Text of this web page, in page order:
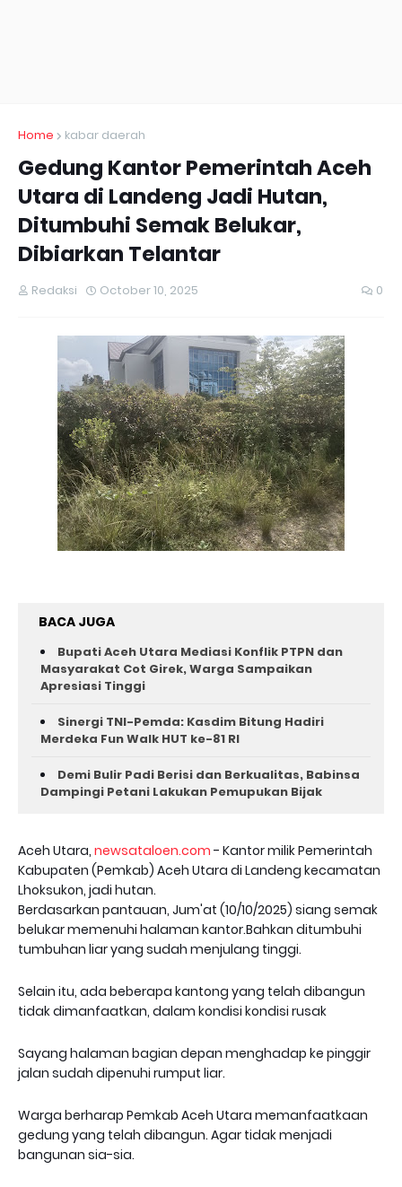
Home kabar daerah
Gedung Kantor Pemerintah Aceh
Utara di Landeng Jadi Hutan,
Ditumbuhi Semak Belukar,
Dibiarkan Telantar
Redaksi October 10, 2025 0
BACA JUGA
Bupati Aceh Utara Mediasi Konflik PTPN dan
Masyarakat Cot Girek, Warga Sampaikan
Apresiasi Tinggi
Sinergi TNI-Pemda: Kasdim Bitung Hadiri
Merdeka Fun Walk HUT ke-81 RI
Demi Bulir Padi Berisi dan Berkualitas, Babinsa
Dampingi Petani Lakukan Pemupukan Bijak
Aceh Utara, newsataloen.com - Kantor milik Pemerintah
Kabupaten (Pemkab) Aceh Utara di Landeng kecamatan
Lhoksukon, jadi hutan.
Berdasarkan pantauan, Jum'at (10/10/2025) siang semak
belukar memenuhi halaman kantor.Bahkan ditumbuhi
tumbuhan liar yang sudah menjulang tinggi.
Selain itu, ada beberapa kantong yang telah dibangun
tidak dimanfaatkan, dalam kondisi kondisi rusak
Sayang halaman bagian depan menghadap ke pinggir
jalan sudah dipenuhi rumput liar.
Warga berharap Pemkab Aceh Utara memanfaatkaan
gedung yang telah dibangun. Agar tidak menjadi
bangunan sia-sia.